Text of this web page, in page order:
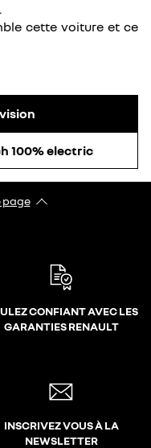
cette voiture et ce
100% electric
page​
CONFIANT AVEC LES
GARANTIES RENAULT
INSCRIVEZ VOUS À LA
NEWSLETTER